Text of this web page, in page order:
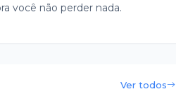
você não perder nada.
Ver todos